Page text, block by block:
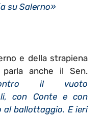
su Salerno»
e della strapiena
anche il Sen.
il vuoto
con Conte e con
al ballottaggio. E ieri